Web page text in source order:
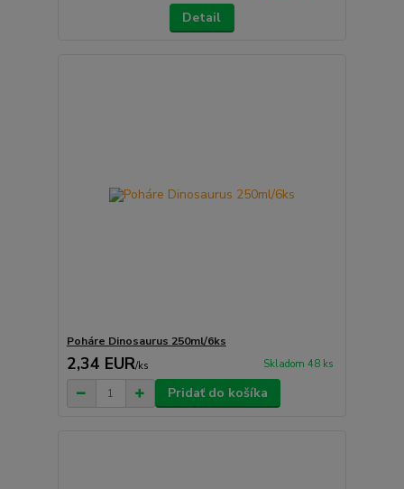
Detail
Poháre Dinosaurus 250ml/6ks
2,34 EUR/ks Skladom 48 ks
Pridať do košíka